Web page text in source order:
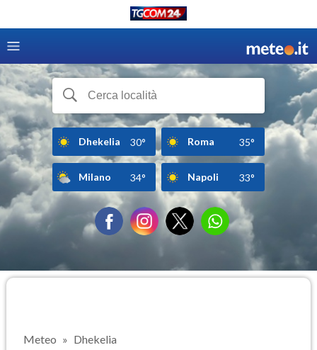
Dhekelia 30° Roma 35°
Milano 34° Napoli 33°
Meteo Dhekelia